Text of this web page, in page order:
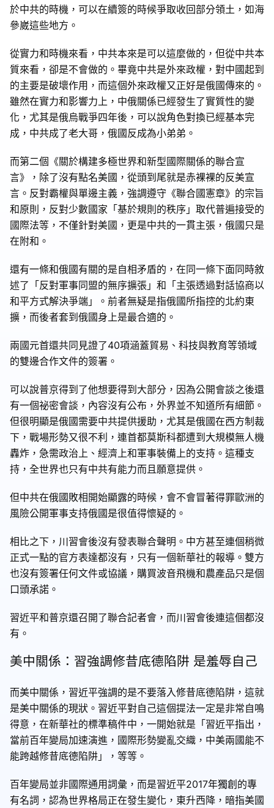
於中共的時機，可以在續簽的時候爭取收回部分領土，如海
參崴這些地方。
從實力和時機來看，中共本來是可以這麼做的，但從中共本
質來看，卻是不會做的。畢竟中共是外來政權，對中國起到
的主要是破壞作用，而這個外來政權又正好是俄國傳來的。
雖然在實力和影響力上，中俄關係已經發生了實質性的變
化，尤其是俄烏戰爭四年後，可以說角色對換已經基本完
成，中共成了老大哥，俄國反成為小弟弟。
而第二個《關於構建多極世界和新型國際關係的聯合宣
言》，除了沒有點名美國，從頭到尾就是赤裸裸的反美宣
言。反對霸權與單邊主義，強調遵守《聯合國憲章》的宗旨
和原則，反對少數國家「基於規則的秩序」取代普遍接受的
國際法等，不僅針對美國，更是中共的一貫主張，俄國只是
在附和。
還有一條和俄國有關的是自相矛盾的，在同一條下面同時敘
述了「反對軍事同盟的無序擴張」和「主張透過對話協商以
和平方式解決爭端」。前者無疑是指俄國所指控的北約東
擴，而後者套到俄國身上是最合適的。
兩國元首還共同見證了40項涵蓋貿易、科技與教育等領域
的雙邊合作文件的簽署。
可以說普京得到了他想要得到大部分，因為公開會談之後還
有一個祕密會談，內容沒有公布，外界並不知道所有細節。
但很明顯是俄國需要中共提供援助，尤其是俄國在西方制裁
下，戰場形勢又很不利，連首都莫斯科都遭到大規模無人機
轟炸，急需政治上、經濟上和軍事裝備上的支持。這種支
持，全世界也只有中共有能力而且願意提供。
但中共在俄國敗相開始顯露的時候，會不會冒著得罪歐洲的
風險公開軍事支持俄國是很值得懷疑的。
相比之下，川習會後沒有發表聯合聲明。中方甚至連個稍微
正式一點的官方表達都沒有，只有一個新華社的報導。雙方
也沒有簽署任何文件或協議，購買波音飛機和農產品只是個
口頭承諾。
習近平和普京還召開了聯合記者會，而川習會後連這個都沒
有。
美中關係：習強調修昔底德陷阱 是羞辱自己
而美中關係，習近平強調的是不要落入修昔底德陷阱，這就
是美中關係的現狀。習近平對自己這個提法一定是非常自鳴
得意，在新華社的標準稿件中，一開始就是「習近平指出，
當前百年變局加速演進，國際形勢變亂交織，中美兩國能不
能跨越修昔底德陷阱」，等等。
百年變局並非國際通用詞彙，而是習近平2017年獨創的專
有名詞，認為世界格局正在發生變化，東升西降，暗指美國